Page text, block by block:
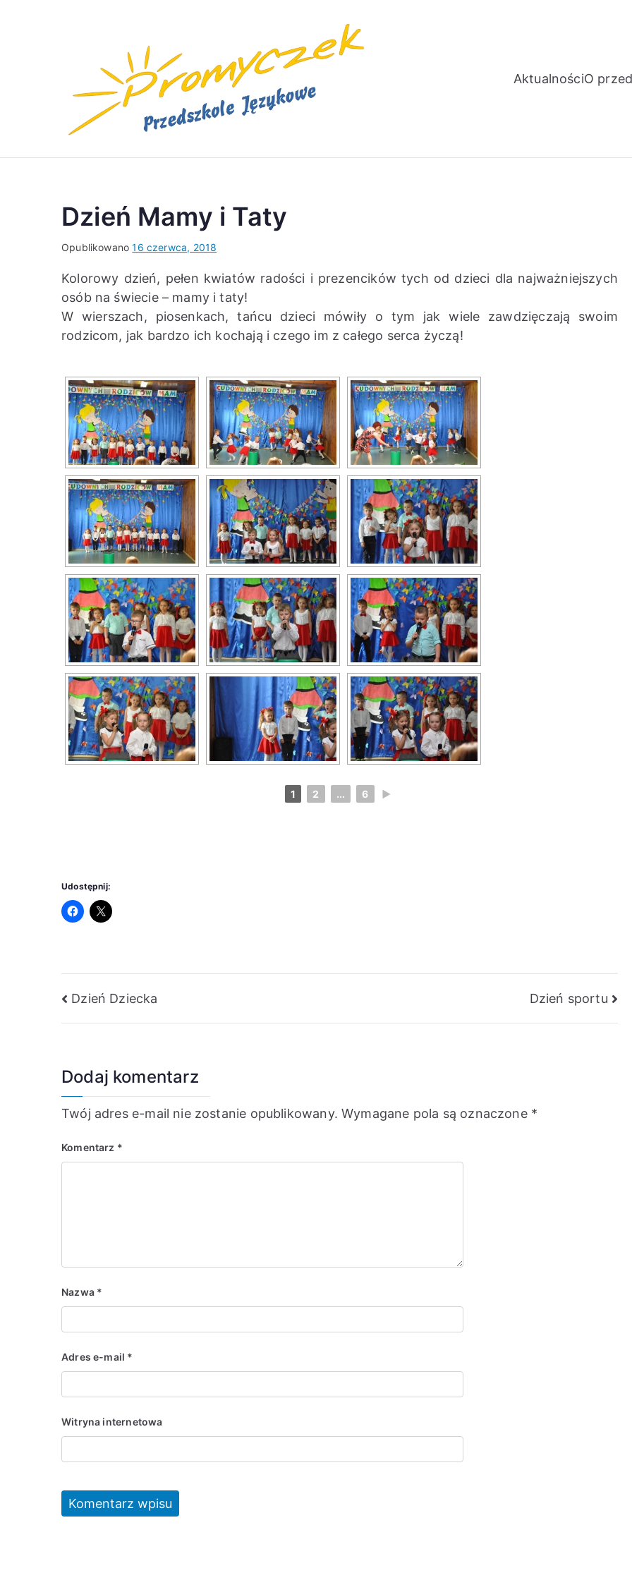
Niepubliczne Przedszkole Językowe
AktualnościO
Dzień Mamy i Taty
Opublikowano16 czerwca, 2018
Kolorowy dzień, pełen kwiatów radości i prezencików tych od dzieci dla najważniejszych
osób na świecie – mamy i taty!
W wierszach, piosenkach, tańcu dzieci mówiły o tym jak wiele zawdzięczają swoim
rodzicom, jak bardzo ich kochają i czego im z całego serca życzą!
1 2 ... 6 ►
Udostępnij:
Nawigacja
wpisu
Dzień Dziecka Dzień sportu
Dodaj komentarz
Twój adres e-mail nie zostanie opublikowany. Wymagane pola są oznaczone *
Komentarz *
Nazwa *
Adres e-mail *
Witryna internetowa